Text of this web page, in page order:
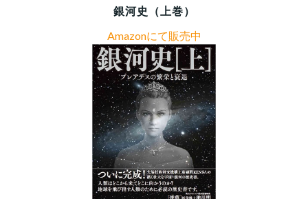
銀河史（上巻）
Amazonにて販売中